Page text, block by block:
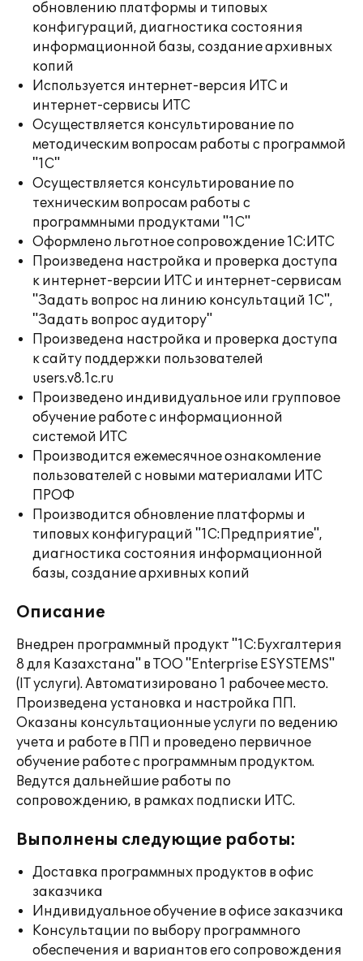
обновлению платформы и типовых
конфигураций, диагностика состояния
информационной базы, создание архивных
копий
Используется интернет-версия ИТС и
интернет-сервисы ИТС
Осуществляется консультирование по
методическим вопросам работы с программой
"1С"
Осуществляется консультирование по
техническим вопросам работы с
программными продуктами "1С"
Оформлено льготное сопровождение 1С:ИТС
Произведена настройка и проверка доступа
к интернет-версии ИТС и интернет-сервисам
"Задать вопрос на линию консультаций 1С",
"Задать вопрос аудитору"
Произведена настройка и проверка доступа
к сайту поддержки пользователей
users.v8.1c.ru
Произведено индивидуальное или групповое
обучение работе с информационной
системой ИТС
Производится ежемесячное ознакомление
пользователей с новыми материалами ИТС
ПРОФ
Производится обновление платформы и
типовых конфигураций "1С:Предприятие",
диагностика состояния информационной
базы, создание архивных копий
Описание
Внедрен программный продукт "1С:Бухгалтерия
8 для Казахстана" в ТОО "Enterprise ESYSTEMS"
(IT услуги). Автоматизировано 1 рабочее место.
Произведена установка и настройка ПП.
Оказаны консультационные услуги по ведению
учета и работе в ПП и проведено первичное
обучение работе с программным продуктом.
Ведутся дальнейшие работы по
сопровождению, в рамках подписки ИТС.
Выполнены следующие работы:
Доставка программных продуктов в офис
заказчика
Индивидуальное обучение в офисе заказчика
Консультации по выбору программного
обеспечения и вариантов его сопровождения